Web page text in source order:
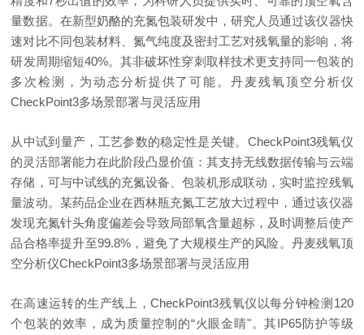
量数据。在新型奶酪的充氮包装研发中，研究人员通过该仪器快
速对比不同包装材料、氮气纯度及密封工艺对残氧量的影响，将
研发周期缩短40%。其非破坏性穿刺取样技术更支持同一包装的
多次检测，为动态分析提供了可能。丹麦残氧顶空分析仪
CheckPoint3多场景部署与灵活应用
从中试到量产，工艺参数的稳定性是关键。CheckPoint3残氧仪
的灵活部署能力在此阶段凸显价值：其支持无线数据传输与云端
存储，可与中试线的充氮设备、包装机形成联动，实时监控残氧
量波动。某药品企业在西林瓶充氮工艺放大过程中，通过该仪器
发现充氮针头角度偏差会导致局部氧含量超标，及时调整后使产
品合格率提升至99.8%，避免了大规模生产的风险。 丹麦残氧顶
空分析仪CheckPoint3多场景部署与灵活应用
在高速运转的生产线上，CheckPoint3残氧仪以每分钟检测120
个包装的效率，成为质量控制的“火眼金睛"。其IP65防护等级